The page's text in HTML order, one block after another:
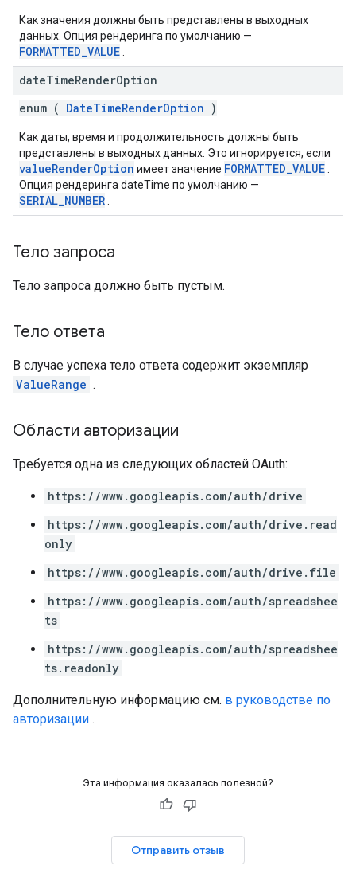
Как значения должны быть представлены в выходных
данных. Опция рендеринга по умолчанию —
FORMATTED_VALUE
dateTimeRenderOption
enum ( DateTimeRenderOption )
Как даты, время и продолжительность должны быть
представлены в выходных данных. Это игнорируется, если
valueRenderOption имеет значение FORMATTED_VALUE
Опция рендеринга dateTime по умолчанию —
SERIAL_NUMBER
Тело запроса
Тело запроса должно быть пустым.
Тело ответа
В случае успеха тело ответа содержит экземпляр
ValueRange .
Области авторизации
Требуется одна из следующих областей OAuth:
https://www.googleapis.com/auth/drive
https://www.googleapis.com/auth/drive.read
only
https://www.googleapis.com/auth/drive.file
https://www.googleapis.com/auth/spreadshee
ts
https://www.googleapis.com/auth/spreadshee
ts.readonly
Дополнительную информацию см. в руководстве по
авторизации .
Эта информация оказалась полезной?
Отправить отзыв